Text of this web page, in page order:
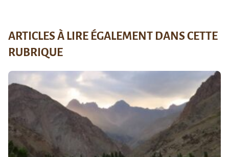
ARTICLES À LIRE ÉGALEMENT DANS CETTE
RUBRIQUE